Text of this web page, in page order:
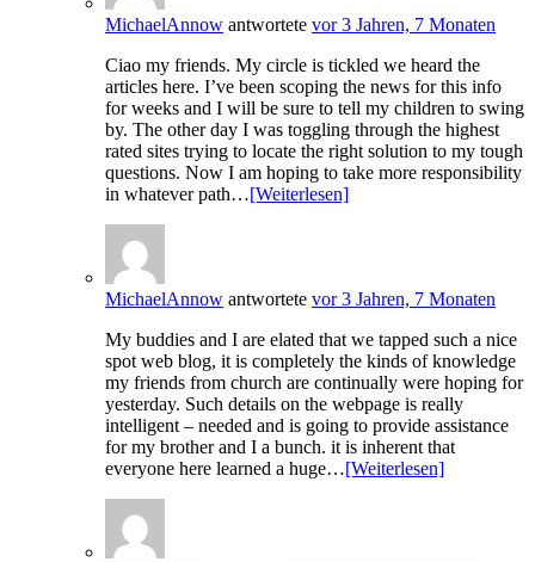
MichaelAnnow antwortete vor 3 Jahren, 7 Monaten
Ciao my friends. My circle is tickled we heard the
articles here. I’ve been scoping the news for this info
for weeks and I will be sure to tell my children to swing
by. The other day I was toggling through the highest
rated sites trying to locate the right solution to my tough
questions. Now I am hoping to take more responsibility
in whatever path…[Weiterlesen]
MichaelAnnow antwortete vor 3 Jahren, 7 Monaten
My buddies and I are elated that we tapped such a nice
spot web blog, it is completely the kinds of knowledge
my friends from church are continually were hoping for
yesterday. Such details on the webpage is really
intelligent – needed and is going to provide assistance
for my brother and I a bunch. it is inherent that
everyone here learned a huge…[Weiterlesen]